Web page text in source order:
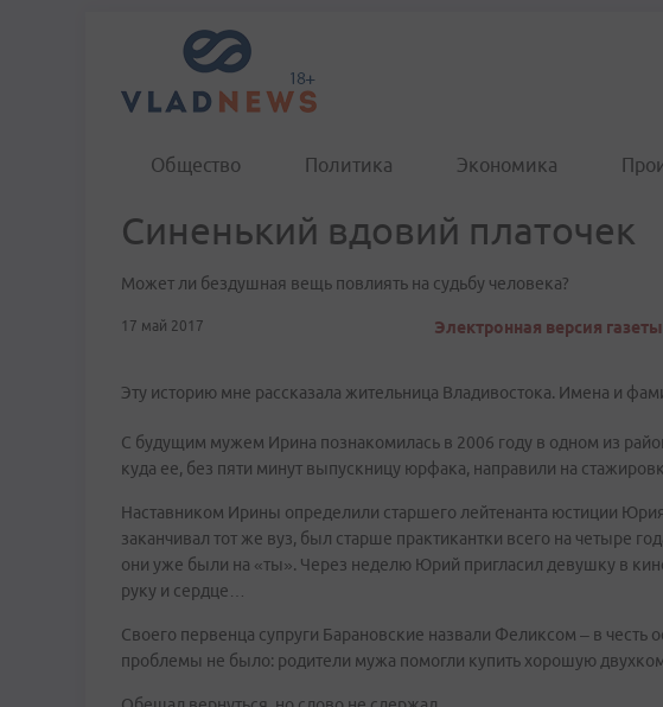
Общество Политика Экономика
Синенький вдовий платочек
Может ли бездушная вещь повлиять на судьбу человека?
17 май 2017 Электронная версия
Эту историю мне рассказала жительница Владивостока. Имена и
С будущим мужем Ирина познакомилась в 2006 году в одном из
куда ее, без пяти минут выпускницу юрфака, направили на
Наставником Ирины определили старшего лейтенанта юстиции
заканчивал тот же вуз, был старше практикантки всего на четыре
они уже были на «ты». Через неделю Юрий пригласил девушку в
руку и сердце…
Своего первенца супруги Барановские назвали Феликсом – в
проблемы не было: родители мужа помогли купить хорошую